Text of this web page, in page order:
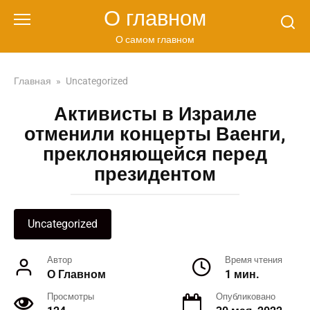
О главном
О самом главном
Главная » Uncategorized
Активисты в Израиле
отменили концерты Ваенги,
преклоняющейся перед
президентом
Uncategorized
Автор
О Главном
Время чтения
1 мин.
Просмотры Опубликовано